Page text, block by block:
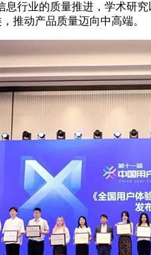
行业的质量推进，学术研
推动产品质量迈向中高端。